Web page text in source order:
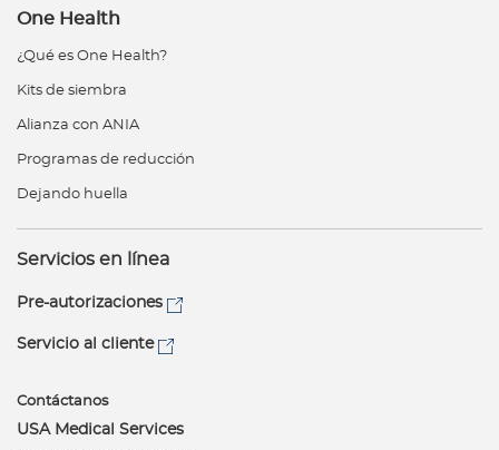
One Health
¿Qué es One Health?
Kits de siembra
Alianza con ANIA
Programas de reducción
Dejando huella
Servicios en línea
Pre-autorizaciones
Servicio al cliente
Contáctanos
USA Medical Services